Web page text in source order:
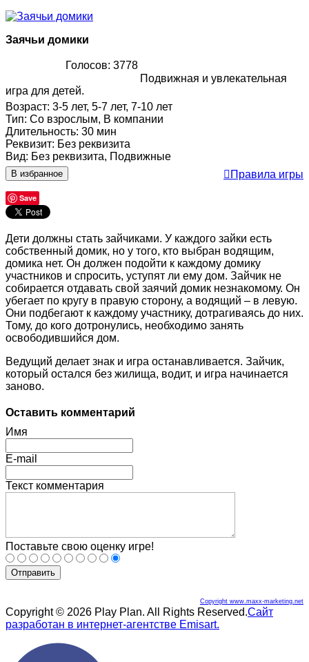
Заячьи домики
Голосов: 3778
Подвижная и увлекательная
игра для детей.
Возраст: 3-5 лет, 5-7 лет, 7-10 лет
Тип: Со взрослым, В компании
Длительность: 30 мин
Реквизит: Без реквизита
Вид: Без реквизита, Подвижные
В избранное Правила игры
Save
Дети должны стать зайчиками. У каждого зайки есть
собственный домик, но у того, кто выбран водящим,
домика нет. Он должен подойти к каждому домику
участников и спросить, уступят ли ему дом. Зайчик не
собирается отдавать свой заячий домик незнакомому. Он
убегает по кругу в правую сторону, а водящий – в левую.
Они подбегают к каждому участнику, дотрагиваясь до них.
Тому, до кого дотронулись, необходимо занять
освободившийся дом.
Ведущий делает знак и игра останавливается. Зайчик,
который остался без жилища, водит, и игра начинается
заново.
Оставить комментарий
Имя
E-mail
Текст комментария
Поставьте свою оценку игре!
Отправить
Copyright www.maxx-marketing.net
Copyright © 2026 Play Plan. All Rights Reserved.Сайт
разработан в интернет-агентстве Emisart.